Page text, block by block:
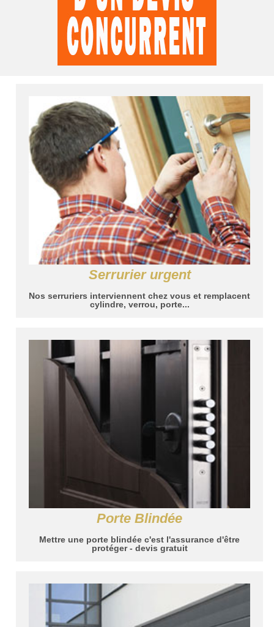
Serrurier urgent
Nos serruriers interviennent chez vous et remplacent
cylindre, verrou, porte...
Porte Blindée
Mettre une porte blindée c'est l'assurance d'être
protéger - devis gratuit